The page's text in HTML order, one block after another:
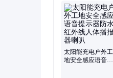
太阳能充电户外工
地安全感应语音提